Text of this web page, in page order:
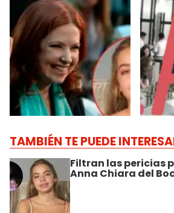
TAMBIÉN TE PUEDE
Filtran las pericias
Anna Chiara del